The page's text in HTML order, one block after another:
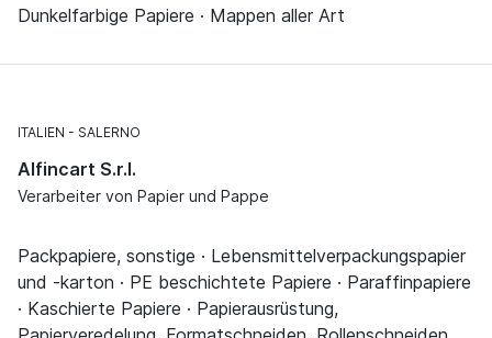
Dunkelfarbige Papiere · Mappen aller Art
ITALIEN SALERNO
Alfincart S.r.l.
Verarbeiter von Papier und Pappe
Packpapiere, sonstige · Lebensmittelverpackungspapier
und -karton · PE beschichtete Papiere · Paraffinpapiere
· Kaschierte Papiere · Papierausrüstung,